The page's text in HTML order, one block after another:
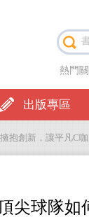
出版專區
熱門
抱創新，讓平凡C
尖球隊